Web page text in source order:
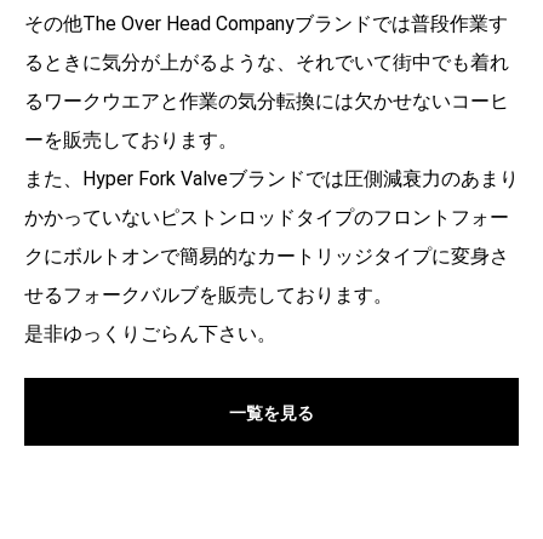
その他The Over Head Companyブランドでは普段作業す
るときに気分が上がるような、それでいて街中でも着れ
るワークウエアと作業の気分転換には欠かせないコーヒ
ーを販売しております。
また、Hyper Fork Valveブランドでは圧側減衰力のあまり
かかっていないピストンロッドタイプのフロントフォー
クにボルトオンで簡易的なカートリッジタイプに変身さ
せるフォークバルブを販売しております。
是非ゆっくりごらん下さい。
一覧を見る